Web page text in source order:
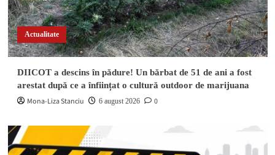
Actualitate
DIICOT a descins în pădure! Un bărbat de 51 de ani a fost
arestat după ce a înființat o cultură outdoor de marijuana
Mona-Liza Stanciu 6 august 2026 0